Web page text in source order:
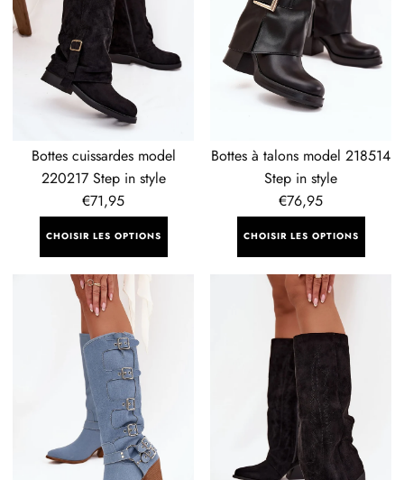
style
Bottes cuissardes model
220217 Step in style
Prix
régulier
€71,95
CHOISIR LES OPTIONS
style
Bottes à talons model 218514
Step in style
Prix
régulier
€76,95
CHOISIR LES OPTIONS